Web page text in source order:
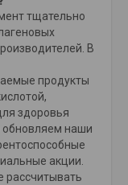
тщательно
В
продукты
здоровья
обновляем наши
акции.
рассчитывать